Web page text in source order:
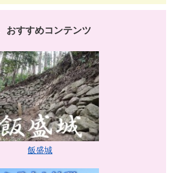
おすすめコンテンツ
飯盛城